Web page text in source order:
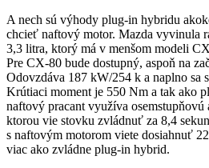
A nech sú výhody plug-in hybridu
chcieť naftový motor. Mazda vyvinula
3,3 litra, ktorý má v menšom modeli
Pre CX-80 bude dostupný, aspoň na
Odovzdáva 187 kW/254 k a naplno sa
Krútiaci moment je 550 Nm a tak ako
naftový pracant využíva
ktorou vie stovku zvládnuť za 8,4
s naftovým motorom viete dosiahnuť
viac ako zvládne plug-in hybrid.